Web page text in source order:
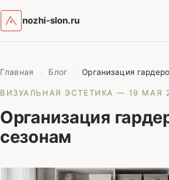
nozhi-slon.ru
Главная › Блог › Организация
ВИЗУАЛЬНАЯ ЭСТЕТИКА — 19 МАЯ
Организация
сезонам